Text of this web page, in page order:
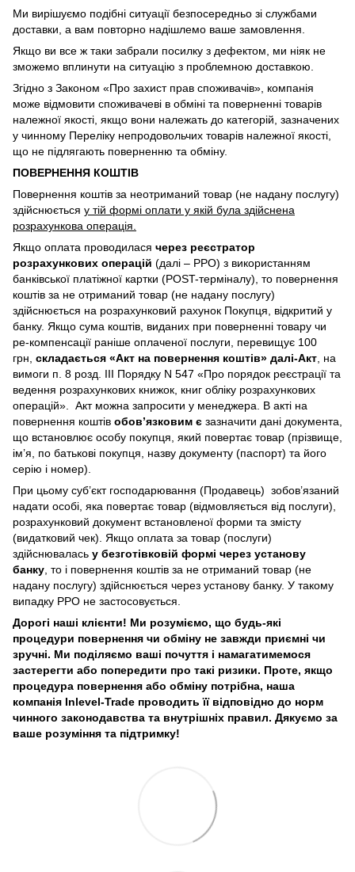
Ми вирішуємо подібні ситуації безпосередньо зі службами
доставки, а вам повторно надішлемо ваше замовлення.
Якщо ви все ж таки забрали посилку з дефектом, ми ніяк не
зможемо вплинути на ситуацію з проблемною доставкою.
Згідно з Законом «Про захист прав споживачів», компанія
може відмовити споживачеві в обміні та поверненні товарів
належної якості, якщо вони належать до категорій, зазначених
у чинному Переліку непродовольчих товарів належної якості,
що не підлягають поверненню та обміну.
ПОВЕРНЕННЯ КОШТІВ
Повернення коштів за неотриманий товар (не надану послугу)
здійснюється у тій формі оплати у якій була здійснена
розрахункова операція.
Якщо оплата проводилася через реєстратор
розрахункових операцій (далі – РРО) з використанням
банківської платіжної картки (POST-терміналу), то повернення
коштів за не отриманий товар (не надану послугу)
здійснюється на розрахунковий рахунок Покупця, відкритий у
банку. Якщо сума коштів, виданих при поверненні товару чи
ре-компенсації раніше оплаченої послуги, перевищує 100
грн, складається «Акт на повернення коштів» далі-Акт , на
вимоги п. 8 розд. III Порядку N 547 «Про порядок реєстрації та
ведення розрахункових книжок, книг обліку розрахункових
операцій». Акт можна запросити у менеджера. В акті на
повернення коштів обов’язковим є зазначити дані документа,
що встановлює особу покупця, який повертає товар (прізвище,
ім’я, по батькові покупця, назву документу (паспорт) та його
серію і номер).
При цьому суб’єкт господарювання (Продавець) зобов’язаний
надати особі, яка повертає товар (відмовляється від послуги),
розрахунковий документ встановленої форми та змісту
(видатковий чек). Якщо оплата за товар (послуги)
здійснювалась у безготівковій формі через установу
банку , то і повернення коштів за не отриманий товар (не
надану послугу) здійснюється через установу банку. У такому
випадку РРО не застосовується.
Дорогі наші клієнти! Ми розуміємо, що будь-які
процедури повернення чи обміну не завжди приємні чи
зручні. Ми поділяємо ваші почуття і намагатимемося
застерегти або попередити про такі ризики. Проте, якщо
процедура повернення або обміну потрібна, наша
компанія Inlevel-Trade проводить її відповідно до норм
чинного законодавства та внутрішніх правил. Дякуємо за
ваше розуміння та підтримку!